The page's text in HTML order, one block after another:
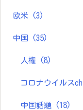
欧米 (3)
中国 (35)
人権 (8)
コロナウイルスch
中国話題 (18)